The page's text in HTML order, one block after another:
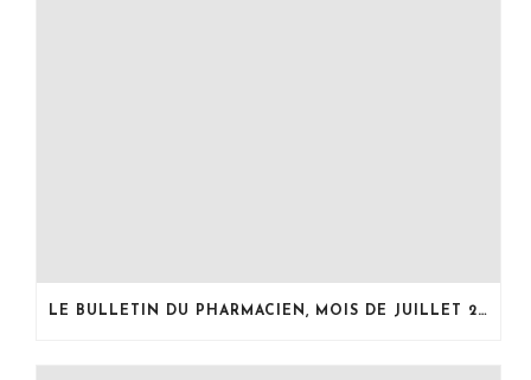
LE BULLETIN DU PHARMACIEN, MOIS DE JUILLET 2026